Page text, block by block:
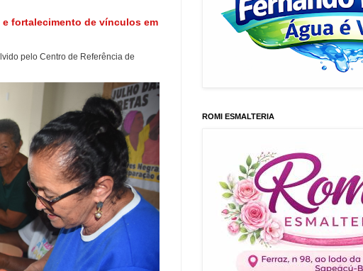
fortalecimento de vínculos em
pelo Centro de Referência de
ROMI ESMALTERIA